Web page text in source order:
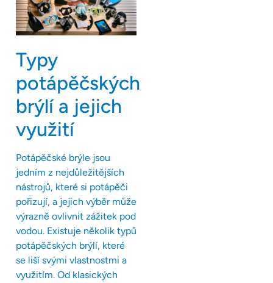
Typy
potápěčských
brýlí a jejich
využití
Potápěčské brýle jsou
jedním z nejdůležitějších
nástrojů, které si potápěči
pořizují, a jejich výběr může
výrazně ovlivnit zážitek pod
vodou. Existuje několik typů
potápěčských brýlí, které
se liší svými vlastnostmi a
využitím. Od klasických